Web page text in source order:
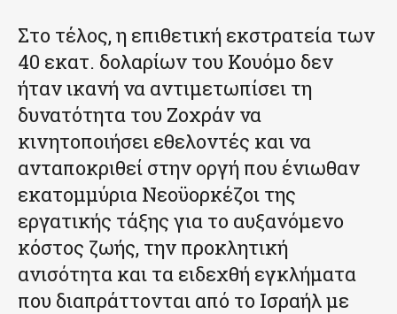
Στο τέλος, η επιθετική εκστρατεία των
40 εκατ. δολαρίων του Κουόμο δεν
ήταν ικανή να αντιμετωπίσει τη
δυνατότητα του Ζοχράν να
κινητοποιήσει εθελοντές και να
ανταποκριθεί στην οργή που ένιωθαν
εκατομμύρια Νεοϋορκέζοι της
εργατικής τάξης για το αυξανόμενο
κόστος ζωής, την προκλητική
ανισότητα και τα ειδεχθή εγκλήματα
που διαπράττονται από το Ισραήλ με